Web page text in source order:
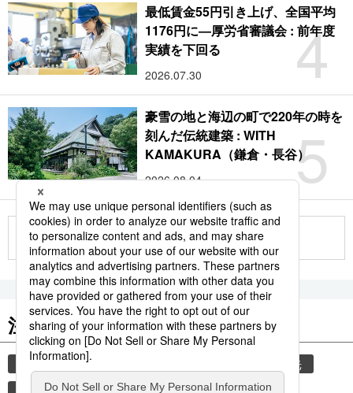
4
最低賃金55円引き上げ、全国平均
1176円に―厚労省審議会 : 前年度
実績を下回る
2026.07.30
5
豪雪の地と海辺の町で220年の時を
刻んだ伝統建築 : WITH
KAMAKURA（鎌倉・長谷）
2026.08.04
もっと見る
注目のキーワード
共同通信ニュース
観光